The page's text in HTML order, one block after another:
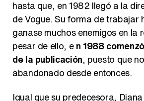
hasta que, en 1982 llegó a la
de Vogue. Su forma de trabajar
ganase muchos enemigos en la
pesar de ello, en 1988
de la publicación, puesto que
abandonado desde entonces.
Igual que su predecesora,